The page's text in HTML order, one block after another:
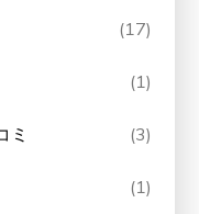
(17)
(1)
ミ (3)
(1)